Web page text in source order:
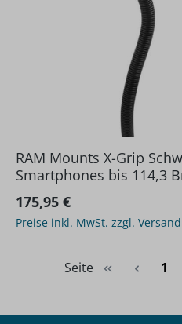
RAM Mounts X-Grip
Smartphones bis 114,3
Pod-Basis (für
Regulärer Preis:
175,95 €
Preise inkl. MwSt. zzgl.
Seite 1